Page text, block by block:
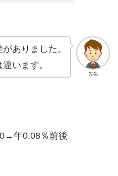
先生
ありました。
います。
年0.08％前後